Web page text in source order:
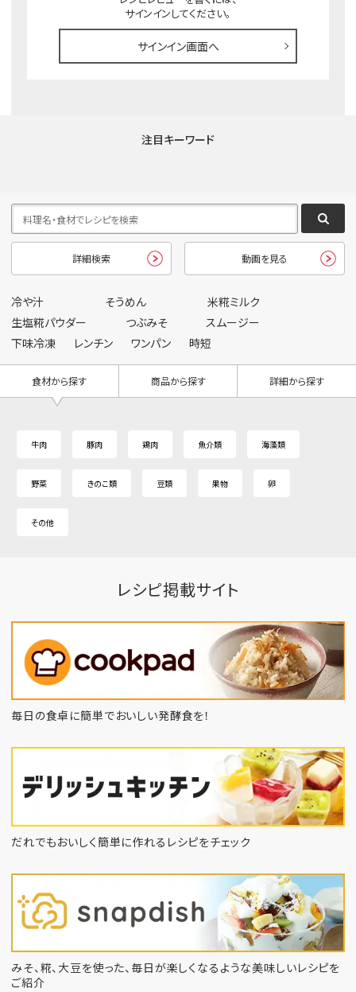
サインインしてください。
サインイン画面へ
注目キーワード
詳細検索 動画を見る
冷や汁 そうめん
米糀ミルク
生塩糀パウダー
つぶみそ
スムージー
下味冷凍
レンチン ワンパン 時短
食材から探す 商品から探す 詳細から探す
牛肉 豚肉 鶏肉 魚介類 海藻類
野菜 きのこ類 豆類 果物 卵
その他
レシピ掲載サイト
毎日の食卓に簡単でおいしい発酵食を！
だれでもおいしく簡単に作れるレシピをチェック
みそ、糀、大豆を使った、毎日が楽しくなるような美味しいレシピを
ご紹介